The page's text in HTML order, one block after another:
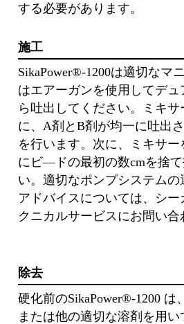
する必要があります。
施工
SikaPower®-1200は適切なマ
はエアーガンを使用してデ
ら吐出してください。ミキ
に、A剤とB剤が均一に吐出
を行います。次に、ミキサ
にビ―ドの最初の数cmを捨
い。適切なポンプシステム
アドバイスについては、シ
クニカルサービスにお問い合
除去
硬化前のSikaPower®-1200 は
または他の適切な溶剤を⽤